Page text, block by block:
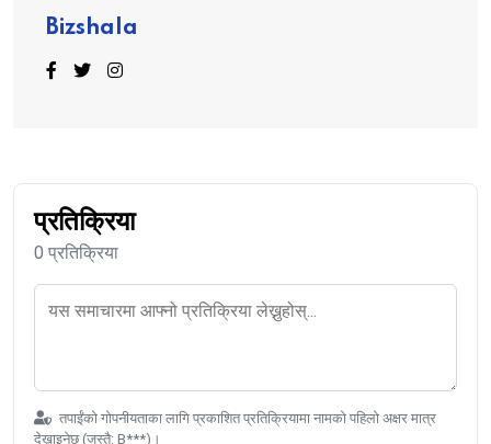
Bizshala
प्रतिक्रिया
0 प्रतिक्रिया
तपाईंको गोपनीयताका लागि प्रकाशित प्रतिक्रियामा नामको पहिलो अक्षर मात्र
देखाइनेछ (जस्तै: B***)।